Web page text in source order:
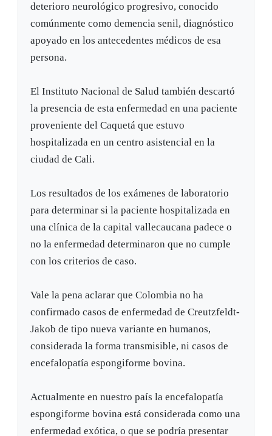
deterioro neurológico progresivo, conocido
comúnmente como demencia senil, diagnóstico
apoyado en los antecedentes médicos de esa
persona.
El Instituto Nacional de Salud también descartó
la presencia de esta enfermedad en una paciente
proveniente del Caquetá que estuvo
hospitalizada en un centro asistencial en la
ciudad de Cali.
Los resultados de los exámenes de laboratorio
para determinar si la paciente hospitalizada en
una clínica de la capital vallecaucana padece o
no la enfermedad determinaron que no cumple
con los criterios de caso.
Vale la pena aclarar que Colombia no ha
confirmado casos de enfermedad de Creutzfeldt-
Jakob de tipo nueva variante en humanos,
considerada la forma transmisible, ni casos de
encefalopatía espongiforme bovina.
Actualmente en nuestro país la encefalopatía
espongiforme bovina está considerada como una
enfermedad exótica, o que se podría presentar